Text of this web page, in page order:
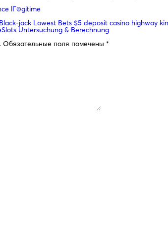
lГ©gitime
jack Lowest Bets $5 deposit casino highway
Untersuchung & Berechnung
Обязательные поля помечены *